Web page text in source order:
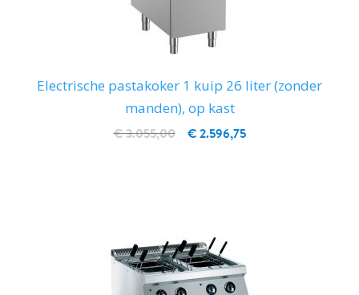
Electrische pastakoker 1 kuip 26 liter (zonder
manden), op kast
€ 2.596,75
€ 3.055,00